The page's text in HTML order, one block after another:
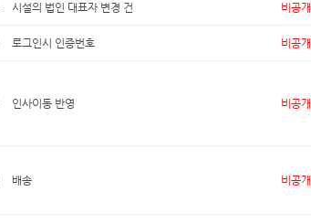
시설의 법인 대표자 변경 건 비공개
로그인시 인증번호 비공개
인사이동 반영 비공개
배송 비공개